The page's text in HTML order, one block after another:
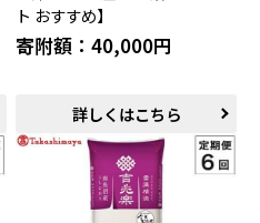
ト おすすめ】
寄附額：40,000円
詳しくはこちら